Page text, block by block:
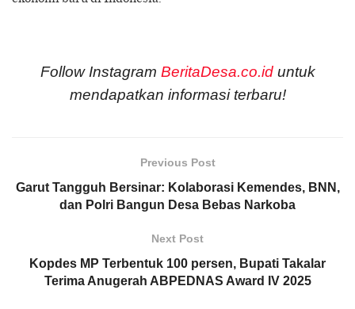
Follow Instagram BeritaDesa.co.iduntuk
mendapatkan informasi terbaru!
Previous Post
Garut Tangguh Bersinar: Kolaborasi Kemendes, BNN,
dan Polri Bangun Desa Bebas Narkoba
Next Post
Kopdes MP Terbentuk 100 persen, Bupati Takalar
Terima Anugerah ABPEDNAS Award IV 2025